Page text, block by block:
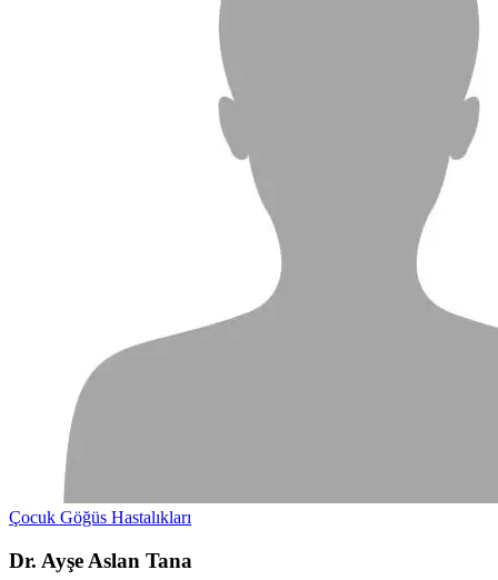
Çocuk Göğüs Hastalıkları
Dr. Ayşe Aslan Tana